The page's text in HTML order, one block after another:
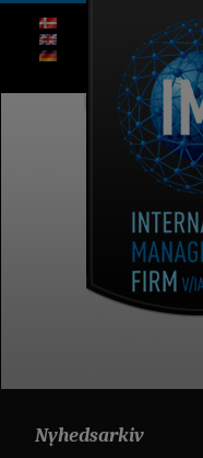
Nyhedsarkiv